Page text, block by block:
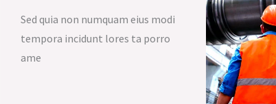
Sed quia non numquam eius modi
tempora incidunt lores ta porro
ame